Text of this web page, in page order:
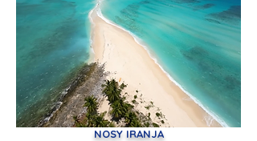
NOSY IRANJA